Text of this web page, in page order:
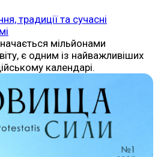
традиції та сучасні
мільйонами
є одним із найважливіших
календарі.